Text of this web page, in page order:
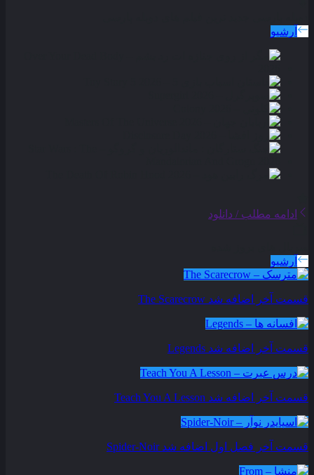
آرشیو
ادامه مطلب / دانلود
آرشیو
قسمت آخر اضافه شد The Scarecrow
قسمت آخر اضافه شد Legends
قسمت آخر اضافه شد Teach You A Lesson
قسمت آخر فصل اول اضافه شد Spider-Noir